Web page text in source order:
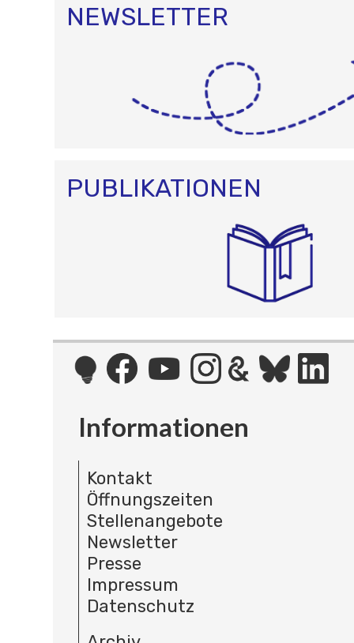
NEWSLETTER
PUBLIKATIONEN
Informationen
Kontakt
Öffnungszeiten
Stellenangebote
Newsletter
Presse
Impressum
Datenschutz